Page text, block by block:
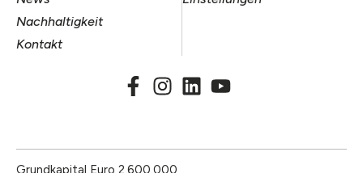
Nachhaltigkeit
Kontakt
Grundkapital Euro 2.600.000,